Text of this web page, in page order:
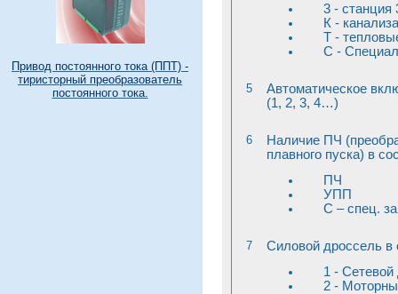
Привод постоянного тока (ППТ) -
тиристорный преобразователь
постоянного тока.
3 - станция
К -
Т -
С -
5
Автоматическое
(1, 2, 3, 4…)
6
Наличие ПЧ
плавного пуска) в
ПЧ
УПП
С – спец.
7
Силовой дроссель в
1 - Сетевой
2 -